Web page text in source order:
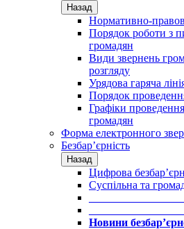
Назад
Нормативно-
Порядок роботи з
громадян
Види звернень
розгляду
Урядова гаряча
Порядок
Графіки
громадян
Форма електронного
Безбар’єрність
Назад
Цифрова
Суспільна та
Новини